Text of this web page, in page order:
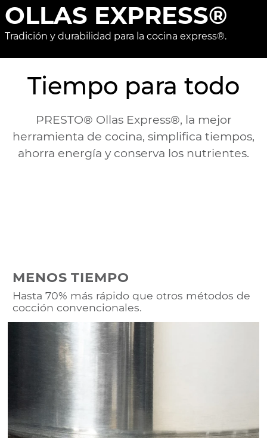
OLLAS EXPRESS®
Tradición y durabilidad para la cocina express®.
Tiempo para todo
PRESTO® Ollas Express®, la mejor
herramienta de cocina, simplifica tiempos,
ahorra energía y conserva los nutrientes.
MENOS TIEMPO
Hasta 70% más rápido que otros métodos de
cocción convencionales.